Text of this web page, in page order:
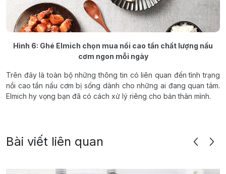
Hình 6: Ghé Elmich chọn mua nồi cao tần chất lượng nấu
cơm ngon mỗi ngày
Trên đây là toàn bộ những thông tin có liên quan đến tình trạng
nồi cao tần nấu cơm bị sống dành cho những ai đang quan tâm.
Elmich hy vọng bạn đã có cách xử lý riêng cho bản thân mình.
Bài viết liên quan